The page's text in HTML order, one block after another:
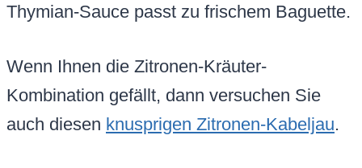
Thymian-Sauce passt zu frischem Baguette.
Wenn Ihnen die Zitronen-Kräuter-
Kombination gefällt, dann versuchen Sie
auch diesen knusprigen Zitronen-Kabeljau.